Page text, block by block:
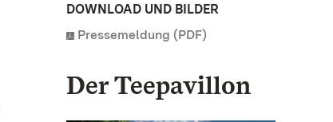
DOWNLOAD UND BILDER
Pressemeldung (PDF)
Der Teepavillon